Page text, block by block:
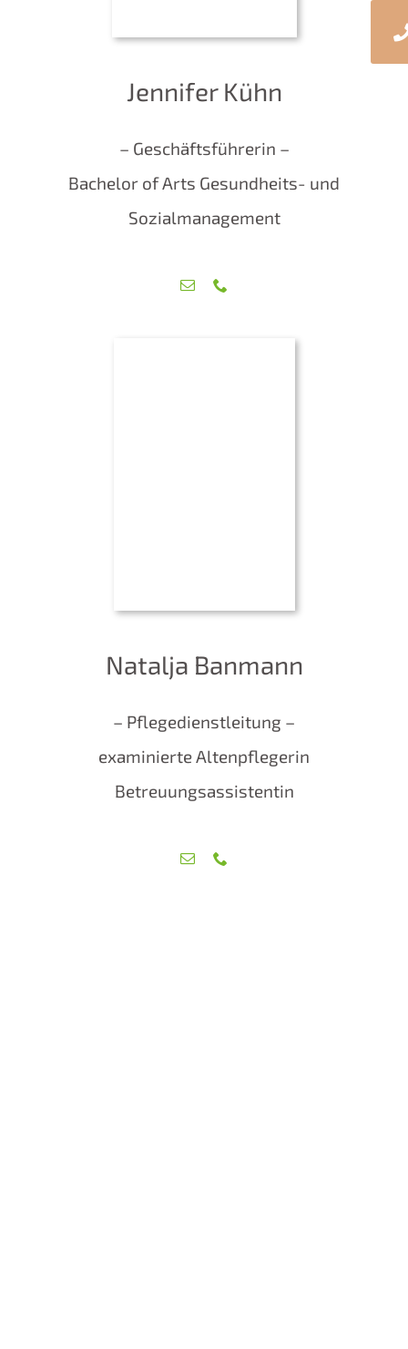
Jennifer Kühn
– Geschäftsführerin –
Bachelor of Arts Gesundheits- und
Sozialmanagement
Natalja Banmann
– Pflegedienstleitung –
examinierte Altenpflegerin
Betreuungsassistentin